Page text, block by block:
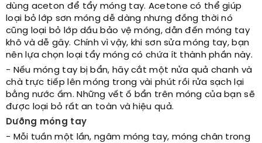
dùng aceton để tẩy móng tay. Acetone có thể giúp
loại bỏ lớp sơn móng dễ dàng nhưng đồng thời nó
cũng loại bỏ lớp dầu bảo vệ móng, dẫn đến móng tay
khô và dễ gãy. Chính vì vậy, khi sơn sửa móng tay, bạn
nên lựa chọn loại tẩy móng có chứa ít thành phần này.
- Nếu móng tay bị bẩn, hãy cắt một nửa quả chanh và
chà trực tiếp lên móng trong vài phút rồi rửa sạch lại
bằng nước ấm. Những vết ố bẩn trên móng của bạn sẽ
được loại bỏ rất an toàn và hiệu quả.
Dưỡng móng tay
- Mỗi tuần một lần, ngâm móng tay, móng chân trong